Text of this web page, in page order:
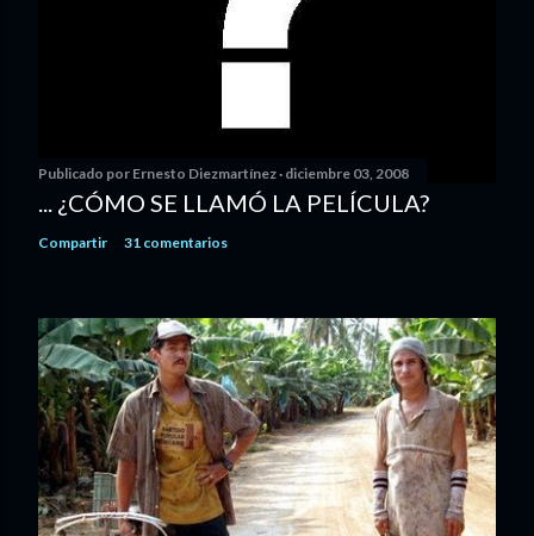
Publicado por Ernesto Diezmartínez diciembre 03, 2008
... ¿CÓMO SE LLAMÓ LA PELÍCULA?
Compartir 31 comentarios